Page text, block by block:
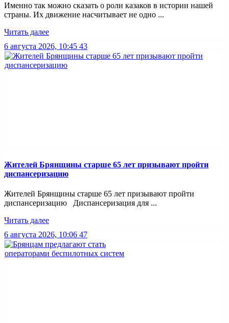
Именно так можно сказать о роли казаков в истории нашей
страны. Их движение насчитывает не одно ...
Читать далее
6 августа 2026, 10:45 43
Жителей Брянщины старше 65 лет призывают пройти
диспансеризацию
Жителей Брянщины старше 65 лет призывают пройти
диспансеризацию Диспансеризация для ...
Читать далее
6 августа 2026, 10:06 47